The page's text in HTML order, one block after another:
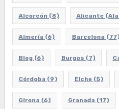
Alcorcón (8) Alicante
Almería (6) Barcelona (77)
Blog (6) Burgos (7)
Córdoba (9) Elche (5)
Girona (6) Granada (17)